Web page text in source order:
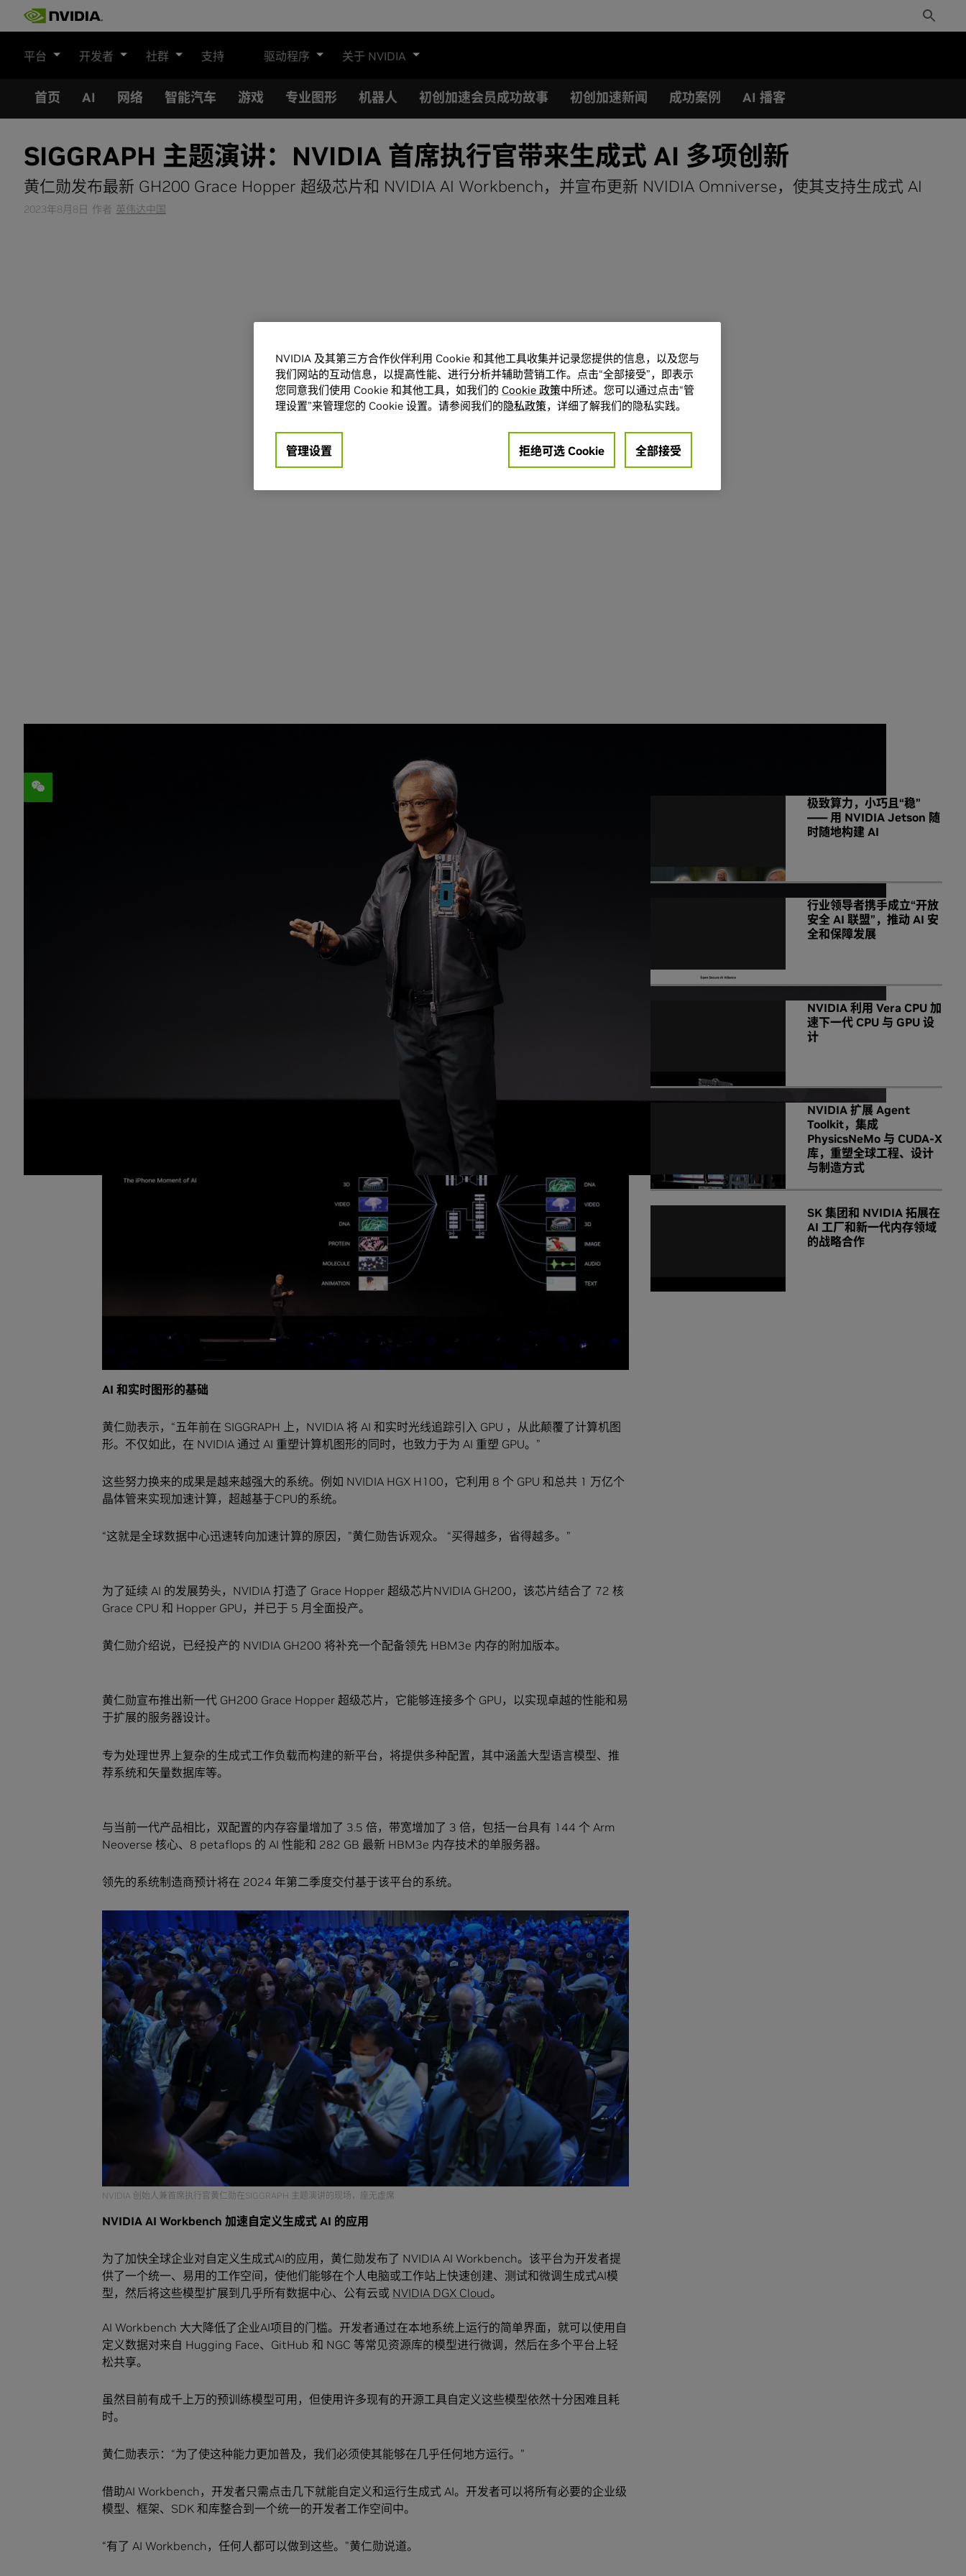
Toggle
Search
平台 开发者 社群 支持 驱动程序 关于 NVIDIA
首页 AI 网络 智能汽车 游戏 专业图形 机器人 初创加速会员成功故事 初创加速新闻 成功案例 AI 播客
SIGGRAPH 主题演讲：NVIDIA 首席执行官带来生成式 AI 多项创新
黄仁勋发布最新 GH200 Grace Hopper 超级芯片和 NVIDIA AI Workbench，并宣布更新 NVIDIA Omniverse，使其支持生成式 AI
2023年8月8日 作者 英伟达中国
在生成式 AI 继续席卷日益数字化和互联化的世界之际，NVIDIA 创始人兼首席执行官黄仁勋重返全球知
“生成式 AI 时代和 AI 的 iPhone 时刻已经到来”，黄仁勋在 SIGGRAPH 现场向数千名观众发表了
和一个名为 NVIDIA AI Workbench 的全新统一工作
空间，以简化 NVIDIA AI 平台上模型的调节和部署。此外，他宣布将对NVIDIA Omniverse 进行重大升
，加入对生成式 AI 和 OpenUSD 的支持。
这些发布旨在将过去十年所有的创新结合在一起，其中包括人工智能、虚拟世界、加速、模拟、协作等
黄仁勋表示：“计算机图形学和 AI 密不可分，图形学需要 AI，AI 也需要图形学。”他解释说，AI 将在虚拟
世界中学习技能，于此同时，AI 也可以用于创建虚拟世界。
AI 和实时图形的基础
黄仁勋表示，“五年前在 SIGGRAPH 上，NVIDIA 将 AI 和实时光线追踪引入 GPU ，从此颠覆了计算机图
形。不仅如此，在 NVIDIA 通过 AI 重塑计算机图形的同时，也致力于为 AI 重塑 GPU。”
这些努力换来的成果是越来越强大的系统。例如 NVIDIA HGX H100，它利用 8 个 GPU 和总共 1 万亿个
晶体管来实现加速计算，超越基于CPU的系统。
“这就是全球数据中心迅速转向加速计算的原因，”黄仁勋告诉观众。 “买得越多，省得越多。”
为了延续 AI 的发展势头，NVIDIA 打造了 Grace Hopper 超级芯片NVIDIA GH200，该芯片结合了 72 核
Grace CPU 和 Hopper GPU，并已于 5 月全面投产。
黄仁勋介绍说，已经投产的 NVIDIA GH200 将补充一个配备领先 HBM3e 内存的附加版本。
黄仁勋宣布推出新一代 GH200 Grace Hopper 超级芯片，它能够连接多个 GPU，以实现卓越的性能和易
于扩展的服务器设计。
专为处理世界上复杂的生成式工作负载而构建的新平台，将提供多种配置，其中涵盖大型语言模型、推
荐系统和矢量数据库等。
与当前一代产品相比，双配置的内存容量增加了 3.5 倍，带宽增加了 3 倍，包括一台具有 144 个 Arm
Neoverse 核心、8 petaflops 的 AI 性能和 282 GB 最新 HBM3e 内存技术的单服务器。
领先的系统制造商预计将在 2024 年第二季度交付基于该平台的系统。
NVIDIA 创始人兼首席执行官黄仁勋在SIGGRAPH 主题演讲的现场，座无虚席
NVIDIA AI Workbench 加速自定义生成式 AI 的应用
为了加快全球企业对自定义生成式AI的应用，黄仁勋发布了 NVIDIA AI Workbench。该平台为开发者提
供了一个统一、易用的工作空间，使他们能够在个人电脑或工作站上快速创建、测试和微调生成式AI模
型，然后将这些模型扩展到几乎所有数据中心、公有云或 NVIDIA DGX Cloud。
AI Workbench 大大降低了企业AI项目的门槛。开发者通过在本地系统上运行的简单界面，就可以使用自
定义数据对来自 Hugging Face、GitHub 和 NGC 等常见资源库的模型进行微调，然后在多个平台上轻
松共享。
虽然目前有成千上万的预训练模型可用，但使用许多现有的开源工具自定义这些模型依然十分困难且耗
时。
黄仁勋表示：“为了使这种能力更加普及，我们必须使其能够在几乎任何地方运行。”
借助AI Workbench，开发者只需点击几下就能自定义和运行生成式 AI。开发者可以将所有必要的企业级
模型、框架、SDK 和库整合到一个统一的开发者工作空间中。
“有了 AI Workbench，任何人都可以做到这些。”黄仁勋说道。
极致算力，小巧且“稳”
—— 用 NVIDIA Jetson 随
时随地构建 AI
行业领导者携手成立“开放
安全 AI 联盟”，推动 AI 安
全和保障发展
NVIDIA 利用 Vera CPU 加
速下一代 CPU 与 GPU 设
计
NVIDIA 扩展 Agent
Toolkit，集成
PhysicsNeMo 与 CUDA-X
库，重塑全球工程、设计
与制造方式
SK 集团和 NVIDIA 拓展在
AI 工厂和新一代内存领域
的战略合作
NVIDIA 及其第三方合作伙伴利用 Cookie 和其他工具收集并记录您提供的信息，以及您与
我们网站的互动信息，以提高性能、进行分析并辅助营销工作。点击“全部接受”，即表示
您同意我们使用 Cookie 和其他工具，如我们的 Cookie 政策中所述。您可以通过点击“管
理设置”来管理您的 Cookie 设置。请参阅我们的隐私政策，详细了解我们的隐私实践。
管理设置 拒绝可选 Cookie 全部接受